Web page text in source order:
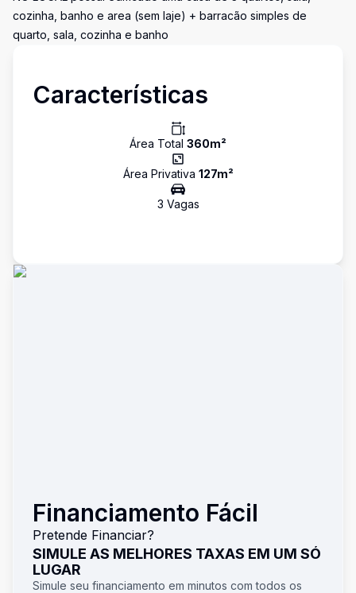
cozinha, banho e area (sem laje) + barracão simples de
quarto, sala, cozinha e banho
Características
Área Total 360m²
Área Privativa 127m²
3 Vagas
Financiamento Fácil
Pretende Financiar?
SIMULE AS MELHORES TAXAS EM UM SÓ
LUGAR
Simule seu financiamento em minutos com todos os